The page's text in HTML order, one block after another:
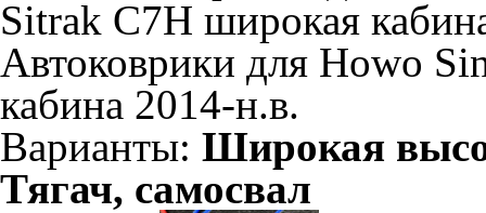
Sitrak C7H широкая
Автоковрики для Howo
кабина 2014-н.в.
Варианты: Широкая
Тягач, самосвал